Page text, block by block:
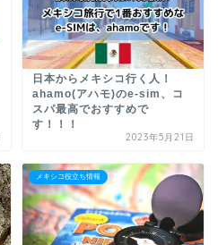
日本からメキシコ行く人！
ahamo(アハモ)のe-sim、コ
スパ最高でおすすめで
す！！！
2023年5月21日
メキシコ役立ち情報